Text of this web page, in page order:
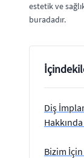
estetik ve
buradadır.
Diş
Bizim